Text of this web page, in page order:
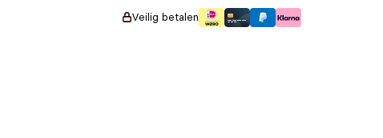
Veilig betalen